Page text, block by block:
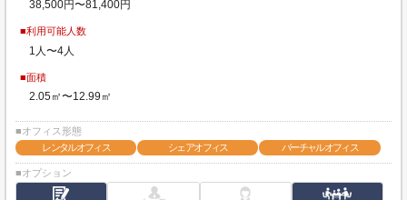
38,500円〜81,400円
■利用可能人数
1人〜4人
■面積
2.05㎡〜12.99㎡
■オフィス形態
レンタルオフィス
シェアオフィス バーチャルオフィス
■オプション